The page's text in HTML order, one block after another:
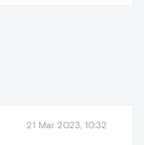
21 Mar 2023, 10:32